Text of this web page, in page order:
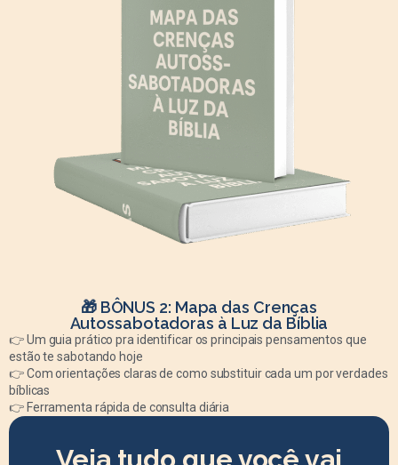
🎁 BÔNUS 2: Mapa das Crenças
Autossabotadoras à Luz da Bíblia
👉 Um guia prático pra identificar os principais pensamentos que
estão te sabotando hoje
👉 Com orientações claras de como substituir cada um por verdades
bíblicas
👉 Ferramenta rápida de consulta diária